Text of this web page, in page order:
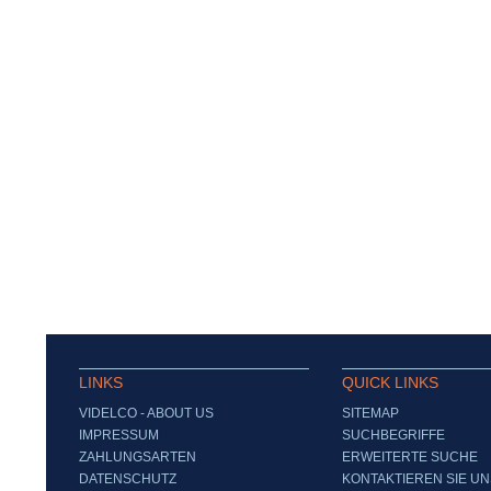
LINKS
VIDELCO - ABOUT US
IMPRESSUM
ZAHLUNGSARTEN
DATENSCHUTZ
QUICK LINKS
SITEMAP
SUCHBEGRIFFE
ERWEITERTE SUCHE
KONTAKTIEREN SIE